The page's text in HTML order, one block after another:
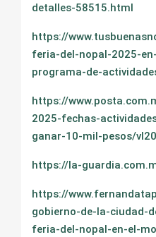
detalles-58515.html
https://
feria-del-nopal-2025-
programa-de-
https://
2025-fechas-
ganar-10-mil-pesos/
https://la-
https://
gobierno-de-la-ciudad-
feria-del-nopal-en-el-